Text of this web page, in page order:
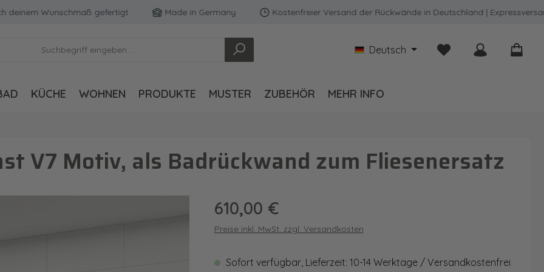
Wunschmaß gefertigt Made in Germany Kostenfreier Versand der Rückwände in Deutschland | Expressversand
Deutsch Du hast 0 Produkte
KÜCHE WOHNEN PRODUKTE MUSTER ZUBEHÖR MEHR INFO
V7 Motiv, als Badrückwand zum Fliesenersatz
Regulärer Preis:
610,00 €
Preise inkl. MwSt. zzgl. Versandkosten
Sofort verfügbar, Lieferzeit: 10-14 Werktage / Versandkostenfrei